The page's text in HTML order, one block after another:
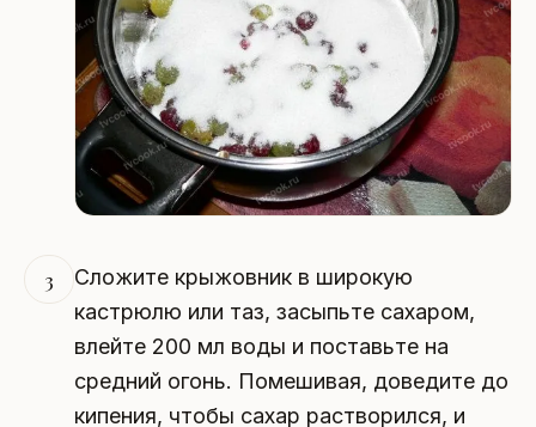
3
Сложите крыжовник в широкую
кастрюлю или таз, засыпьте сахаром,
влейте 200 мл воды и поставьте на
средний огонь. Помешивая, доведите до
кипения, чтобы сахар растворился, и